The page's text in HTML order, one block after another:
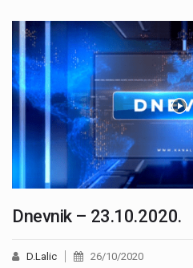
Dnevnik – 23.10.2020.
D.Lalic 26/10/2020